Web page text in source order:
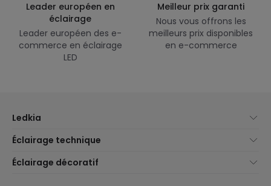
Leader européen en
éclairage
Leader européen des e-
commerce en éclairage
LED
Meilleur prix garanti
Nous vous offrons les
meilleurs prix disponibles
en e-commerce
Ledkia
Service client
Méthodes d'expédition
Éclairage technique
Marques
Éclairage décoratif